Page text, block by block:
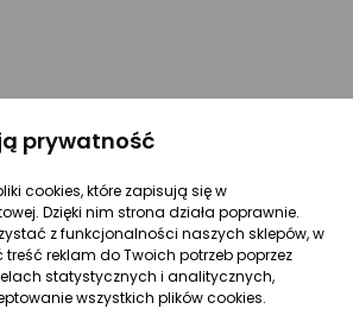
prywatność
cookies, które zapisują się w
Dzięki nim strona działa poprawnie.
z funkcjonalności naszych sklepów, w
reklam do Twoich potrzeb poprzez
statystycznych i analitycznych,
wszystkich plików cookies.